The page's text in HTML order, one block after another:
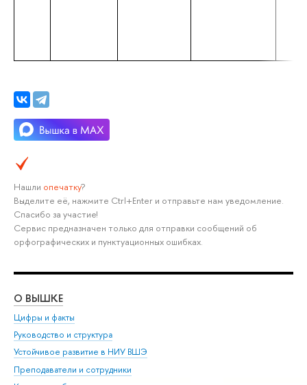
Нашли опечатку?
Выделите её, нажмите Ctrl+Enter и отправьте нам уведомление.
Спасибо за участие!
Сервис предназначен только для отправки сообщений об
орфографических и пунктуационных ошибках.
О ВЫШКЕ
Цифры и факты
Руководство и структура
Устойчивое развитие в НИУ ВШЭ
Преподаватели и сотрудники